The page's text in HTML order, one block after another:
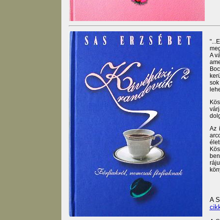
A
Az
A